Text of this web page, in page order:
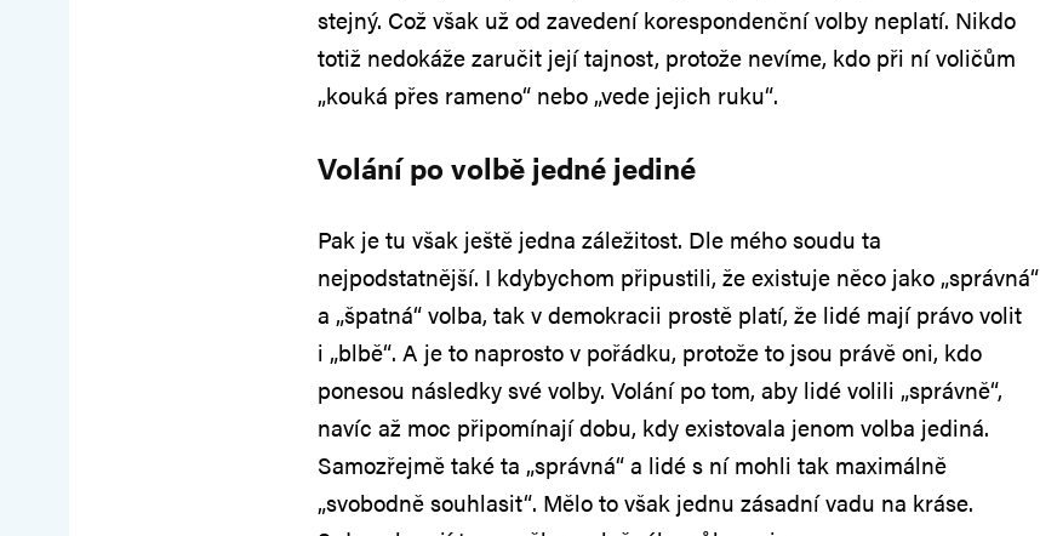
stejný. Což však už od zavedení korespondenční volby neplatí. Nikdo
totiž nedokáže zaručit její tajnost, protože nevíme, kdo při ní voličům
„kouká přes rameno“ nebo „vede jejich ruku“.
Volání po volbě jedné jediné
Pak je tu však ještě jedna záležitost. Dle mého soudu ta
nejpodstatnější. I kdybychom připustili, že existuje něco jako „správná“
a „špatná“ volba, tak v demokracii prostě platí, že lidé mají právo volit
i „blbě“. A je to naprosto v pořádku, protože to jsou právě oni, kdo
ponesou následky své volby. Volání po tom, aby lidé volili „správně“,
navíc až moc připomínají dobu, kdy existovala jenom volba jediná.
Samozřejmě také ta „správná“ a lidé s ní mohli tak maximálně
„svobodně souhlasit“. Mělo to však jednu zásadní vadu na kráse.